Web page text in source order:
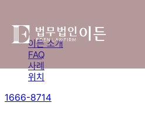
이든 소개
FAQ
사례
위치
1666-8714